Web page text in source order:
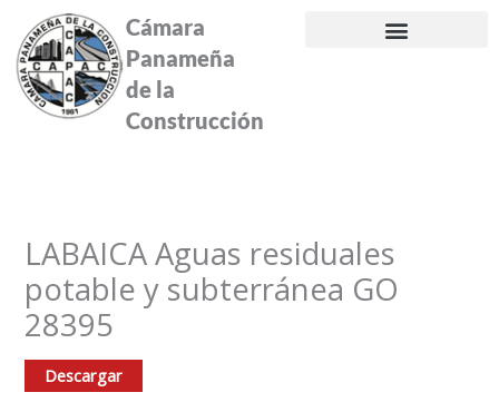
contenido
Cámara
Panameña
de la
Construcción
LABAICA Aguas residuales
potable y subterránea GO
28395
Descargar